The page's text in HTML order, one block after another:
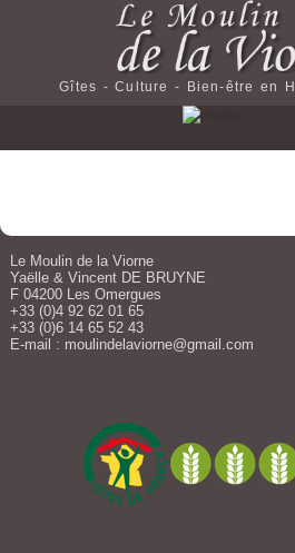
Gîtes - Culture - Bien-être en
Le Moulin de la Viorne
Yaëlle & Vincent DE BRUYNE
F 04200 Les Omergues
+33 (0)4 92 62 01 65
+33 (0)6 14 65 52 43
E-mail : moulindelaviorne@gmail.com